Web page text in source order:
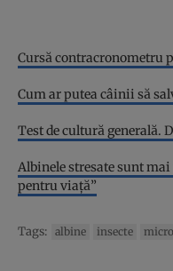
Cursă contracronometru
Cum ar putea câinii să
Test de cultură generală.
Albinele stresate sunt
pentru viață”
Tags: albine insecte